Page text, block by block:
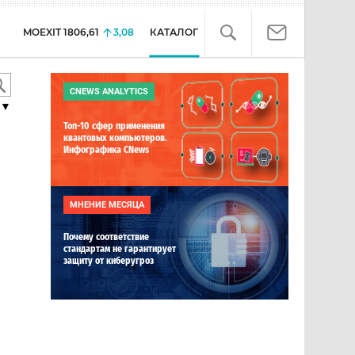
MOEXIT 1806,61 3,08 КАТАЛОГ
CNEWS ANALYTICS
Топ-10 сфер применения
квантовых компьютеров.
Инфографика CNews
МНЕНИЕ МЕСЯЦА
Почему соответствие
стандартам не гарантирует
защиту от киберугроз